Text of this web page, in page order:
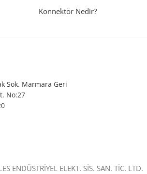
Konnektör Nedir?
Sok. Marmara Geri
No:27
ENDÜSTRİYEL ELEKT. SİS. SAN. TİC. LTD.